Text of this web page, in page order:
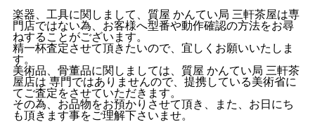
楽器、工具に関しまして、質屋 かんてい局 三軒茶屋は専
門店ではない為、お客様へ型番や動作確認の方法をお尋
ねすることがございます。
精一杯査定させて頂きたいので、宜しくお願いいたしま
す。
美術品、骨董品に関しましては、質屋 かんてい局 三軒茶
屋店は 専門ではありませんので、提携している美術省に
てご査定をさせていただきます。
その為、お品物をお預かりさせて頂き、また、お日にち
も頂きます事をご理解下さいませ。